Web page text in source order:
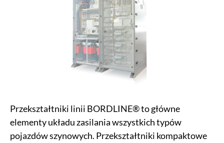
Przekształtniki linii BORDLINE® to główne
elementy układu zasilania wszystkich typów
pojazdów szynowych. Przekształtniki kompaktowe